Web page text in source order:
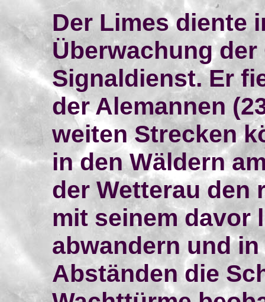
Der Limes diente
Überwachung
Signaldienst. Er
der Alemannen
weiten Strecken
in den Wäldern
der Wetterau den
mit seinem davor
abwandern und
Abständen die